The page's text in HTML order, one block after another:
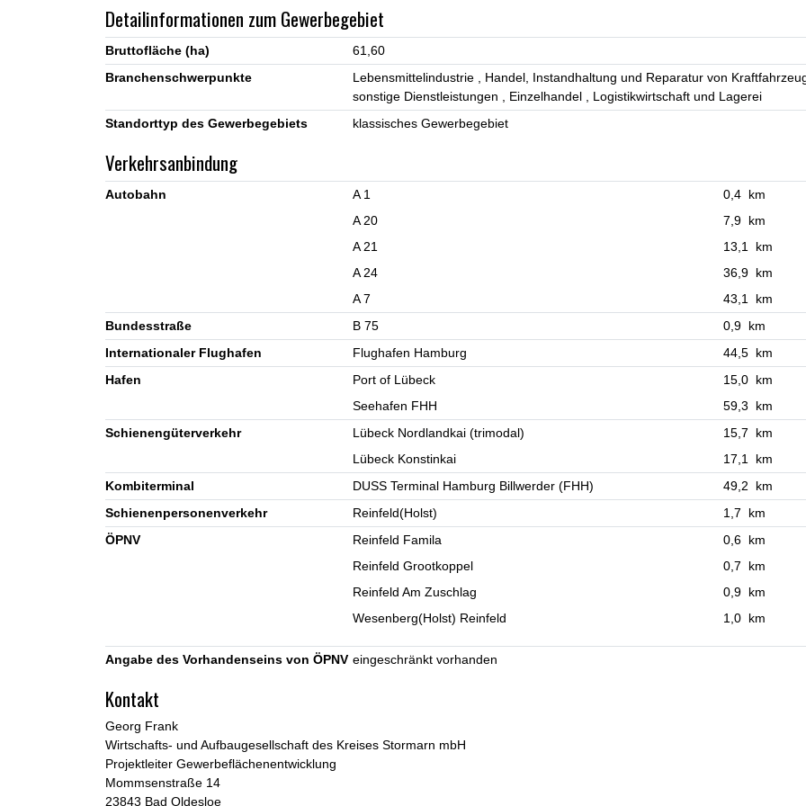
Detailinformationen zum Gewerbegebiet
Bruttofläche (ha)
61,60
Branchenschwerpunkte
Lebensmittelindustrie
Handel, Instandhaltung und Reparatur von
sonstige Dienstleistungen
Einzelhandel
Logistikwirtschaft und Lagerei
Standorttyp des Gewerbegebiets
klassisches Gewerbegebiet
Verkehrsanbindung
Autobahn A 1
0,4 km
A 20
7,9 km
A 21
13,1 km
A 24
36,9 km
A 7
43,1 km
Bundesstraße
B 75
0,9 km
Internationaler Flughafen
Flughafen Hamburg
44,5 km
Hafen
Port of Lübeck
15,0 km
Seehafen FHH
59,3 km
Schienengüterverkehr
Lübeck Nordlandkai (trimodal)
15,7 km
Lübeck Konstinkai
17,1 km
Kombiterminal
DUSS Terminal Hamburg Billwerder (FHH)
49,2 km
Schienenpersonenverkehr
Reinfeld(Holst)
1,7 km
ÖPNV
Reinfeld Famila
0,6 km
Reinfeld Grootkoppel
0,7 km
Reinfeld Am Zuschlag
0,9 km
Wesenberg(Holst) Reinfeld
1,0 km
Angabe des Vorhandenseins von ÖPNV eingeschränkt vorhanden
Kontakt
Georg Frank
Wirtschafts- und Aufbaugesellschaft des Kreises Stormarn mbH
Projektleiter Gewerbeflächenentwicklung
Mommsenstraße 14
23843 Bad Oldesloe